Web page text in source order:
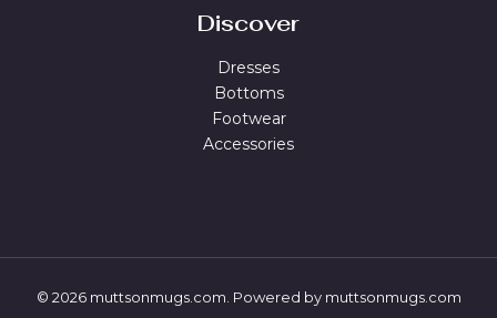
Discover
Dresses
Bottoms
Footwear
Accessories
© 2026 muttsonmugs.com. Powered by muttsonmugs.com